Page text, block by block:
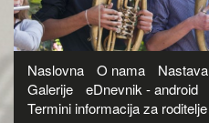
Naslovna O nama Nastava
Galerije
eDnevnik - android
Termini informacija za roditelje